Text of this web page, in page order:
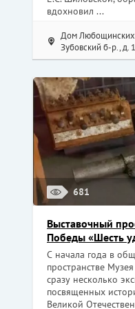
вдохновил ...
Дом
Зубовский б-р., д.
681
Выставочный
Победы «Шесть
С начала года в
пространстве
сразу несколько
посвященных
Великой